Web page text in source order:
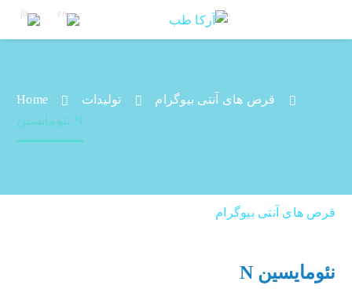
نئومایسین NHome تولیدات
قرص های آنتی بیوگرام
نئومایسین N
قرص های آنتی بیوگرام
نئومایسین N